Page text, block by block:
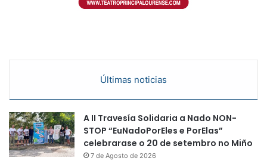
Últimas noticias
A II Travesía Solidaria a Nado NON-
STOP “EuNadoPorEles e PorElas”
celebrarase o 20 de setembro no Miño
7 de Agosto de 2026